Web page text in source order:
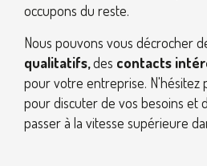
occupons du reste.
Nous pouvons vous décrocher
qualitatifs,des contacts
pour votre entreprise. N'hésitez
pour discuter de vos besoins et
passer à la vitesse supérieure